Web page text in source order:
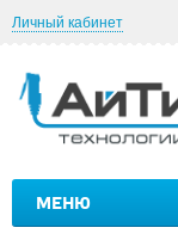
Личный кабинет
МЕНЮ